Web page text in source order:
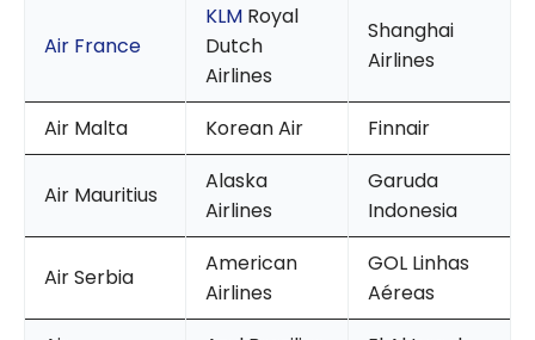
Air France
KLM Royal
Dutch
Airlines
Shanghai
Airlines
Air Malta Korean Air Finnair
Air Mauritius
Alaska
Airlines
Garuda
Indonesia
Air Serbia
American
Airlines
GOL Linhas
Aéreas